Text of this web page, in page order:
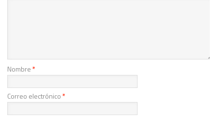
Nombre*
Correo electrónico*